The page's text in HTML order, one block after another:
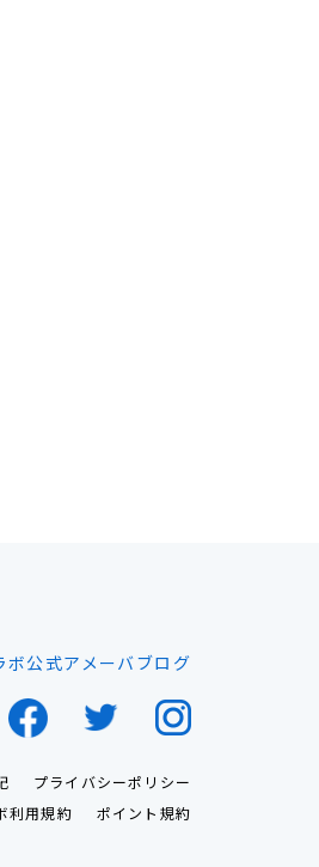
ボ公式アメーバブログ
プライバシーポリシー
利用規約
ポイント規約